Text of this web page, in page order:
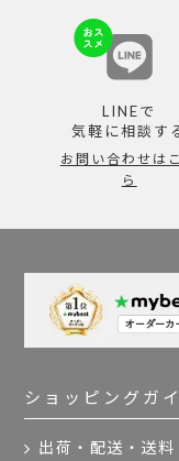
LINEで
気軽に相談す
お問い合わせは
ら
ショッピングガ
出荷・配送・送料